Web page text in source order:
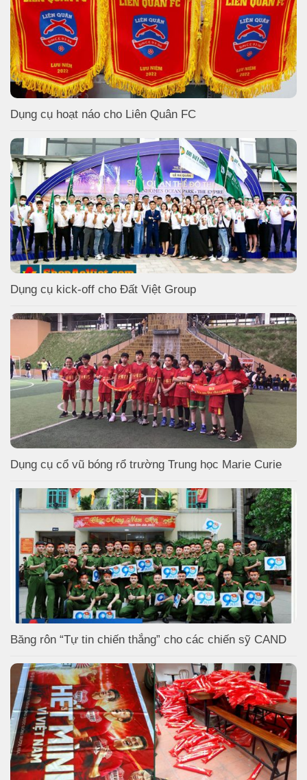
Dụng cụ hoạt náo cho Liên Quân FC
Dụng cụ kick-off cho Đất Việt Group
Dụng cụ cổ vũ bóng rổ trường Trung học Marie Curie
Băng rôn “Tự tin chiến thắng” cho các chiến sỹ CAND